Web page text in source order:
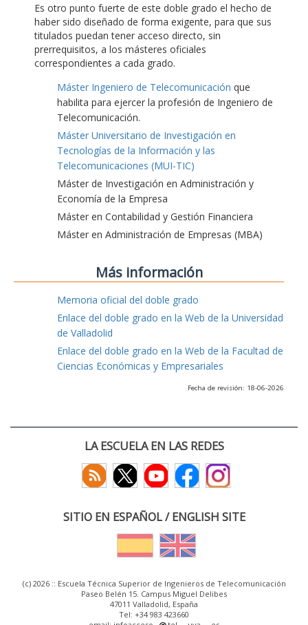
Es otro punto fuerte de este doble grado el hecho de
haber sido diseñado de forma exigente, para que sus
titulados puedan tener acceso directo, sin
prerrequisitos, a los másteres oficiales
correspondientes a cada grado.
Máster Ingeniero de Telecomunicación que
habilita para ejercer la profesión de Ingeniero de
Telecomunicación.
Máster Universitario de Investigación en
Tecnologías de la Información y las
Telecomunicaciones (MUI-TIC)
Máster de Investigación en Administración y
Economía de la Empresa
Máster en Contabilidad y Gestión Financiera
Máster en Administración de Empresas (MBA)
Más información
Memoria oficial del doble grado
Enlace del doble grado en la Web de la Universidad
de Valladolid
Enlace del doble grado en la Web de la Facultad de
Ciencias Económicas y Empresariales
Fecha de revisión: 18-06-2026
LA ESCUELA EN LAS REDES
SITIO EN ESPAÑOL / ENGLISH SITE
(c) 2026 :: Escuela Técnica Superior de Ingenieros de Telecomunicación
Paseo Belén 15. Campus Miguel Delibes
47011 Valladolid, España
Tel: +34 983 423660